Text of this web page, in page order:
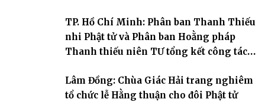
TP. Hồ Chí Minh: Phân ban Thanh Thiếu
nhi Phật tử và Phân ban Hoằng pháp
Thanh thiếu niên TƯ tổng kết công tác
Lâm Đồng: Chùa Giác Hải trang nghiêm
tổ chức lễ Hằng thuận cho đôi Phật tử